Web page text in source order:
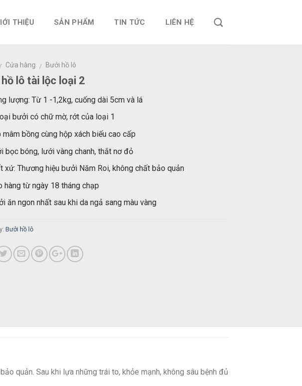
THIỆU SẢN PHẨM TIN TỨC LIÊN HỆ
/ Cửa hàng / Bưởi hồ lô
lô tài lộc loại 2
lượng: Từ 1 -1,2kg, cuống dài 5cm và lá
bưởi có chữ mờ, rớt của loại 1
mâm bồng cùng hộp xách biếu cao cấp
bọc bóng, lưới vàng chanh, thắt nơ đỏ
xứ: Thương hiệu bưởi Năm Roi, không chất bảo quản
hàng từ ngày 18 tháng chạp
ăn ngon nhất sau khi da ngả sang màu vàng
Bưởi hồ lô
quản. Sau khi lựa những trái to, khỏe mạnh, không sâu bệnh đủ